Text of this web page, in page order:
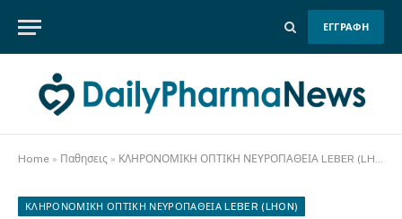
ΕΓΓΡΑΦΗ
Home » Παθησεις » ΚΛΗΡΟΝΟΜΙΚΗ ΟΠΤΙΚΗ ΝΕΥΡΟΠΑΘΕΙΑ LEBER (LHON)
ΚΛΗΡΟΝΟΜΙΚΗ ΟΠΤΙΚΗ ΝΕΥΡΟΠΑΘΕΙΑ LEBER (LHON)